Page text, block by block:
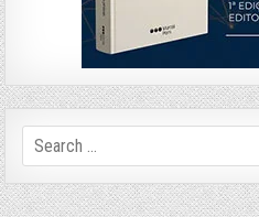
Search
for: